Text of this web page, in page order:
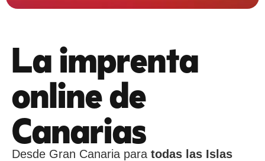
Lanzamos la nueva
imprenta online de
Canarias
Lanzamos nuestra nueva imprenta
online para todas las Islas Canarias.
La imprenta
online de
Canarias
Desde Gran Canaria para todas las Islas